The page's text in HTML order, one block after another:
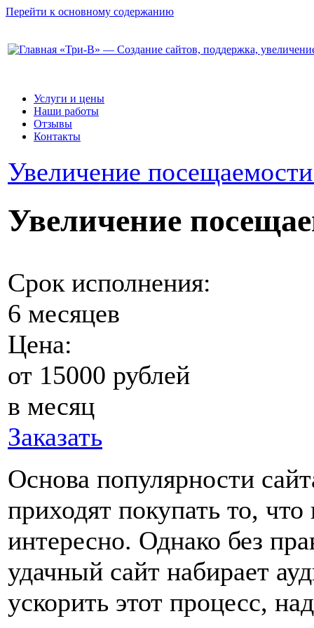
Перейти к основному содержанию
«Три-В» — Создание сайтов, поддержка,
Услуги и цены
Наши работы
Отзывы
Контакты
Увеличение
Увеличение
Срок исполнения:
6 месяцев
Цена:
от 15000 рублей
в месяц
Заказать
Основа популярности
приходят покупать то,
интересно. Однако без
удачный сайт набирает
ускорить этот процесс,